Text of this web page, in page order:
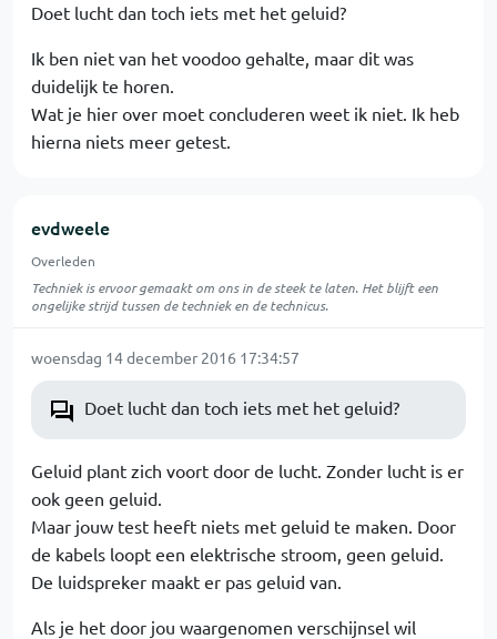
Doet lucht dan toch iets met het geluid?
Ik ben niet van het voodoo gehalte, maar dit was
duidelijk te horen.
Wat je hier over moet concluderen weet ik niet. Ik heb
hierna niets meer getest.
evdweele
Overleden
Techniek is ervoor gemaakt om ons in de steek te laten. Het blijft een
ongelijke strijd tussen de techniek en de technicus.
woensdag 14 december 2016 17:34:57
Doet lucht dan toch iets met het geluid?
Geluid plant zich voort door de lucht. Zonder lucht is er
ook geen geluid.
Maar jouw test heeft niets met geluid te maken. Door
de kabels loopt een elektrische stroom, geen geluid.
De luidspreker maakt er pas geluid van.
Als je het door jou waargenomen verschijnsel wil